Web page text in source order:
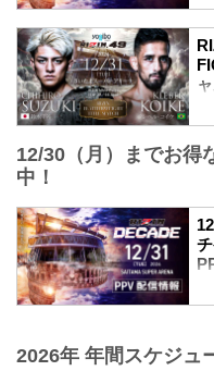
※
終
※
予
※
フ
12/30（月）までお得
中！
2026年 年間スケジュ